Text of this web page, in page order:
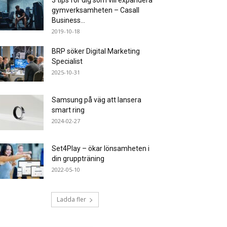
gymverksamheten – Casall
Business...
2019-10-18
BRP söker Digital Marketing
Specialist
2025-10-31
Samsung på väg att lansera
smart ring
2024-02-27
Set4Play – ökar lönsamheten i
din gruppträning
2022-05-10
Ladda fler